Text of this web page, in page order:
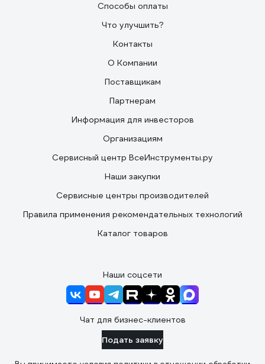
Способы оплаты
Что улучшить?
Контакты
О Компании
Поставщикам
Партнерам
Информация для инвесторов
Организациям
Сервисный центр ВсеИнструменты.ру
Наши закупки
Сервисные центры производителей
Правила применения рекомендательных технологий
Каталог товаров
Наши соцсети
Чат для бизнес-клиентов
Подать заявку